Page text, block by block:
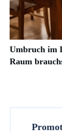
Umbruch im
Raum